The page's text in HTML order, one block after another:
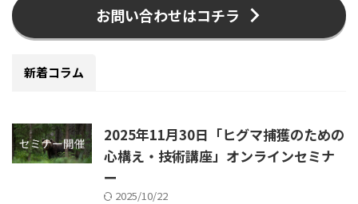
お問い合わせはコチラ
新着コラム
2025年11月30日「ヒグマ捕獲のための
心構え・技術講座」オンラインセミナ
ー
2025/10/22